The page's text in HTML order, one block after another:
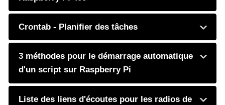
Crontab - Planifier des tâches
3 méthodes pour le démarrage automatique
d'un script sur Raspberry Pi
Liste des liens d'écoutes pour les radios de